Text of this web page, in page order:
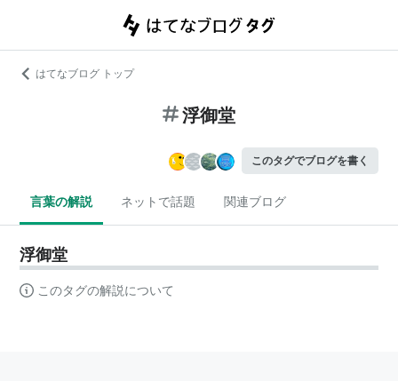
はてなブログ トップ
浮御堂
このタグでブログを書く
言葉の解説 ネットで話題 関連ブログ
浮御堂
このタグの解説について